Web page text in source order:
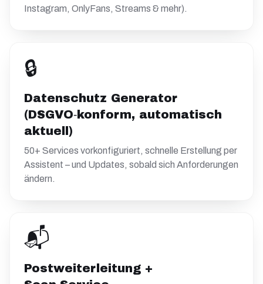
Instagram, OnlyFans, Streams & mehr).
🔒
Datenschutz Generator
(DSGVO‑konform, automatisch
aktuell)
50+ Services vorkonfiguriert, schnelle Erstellung per
Assistent – und Updates, sobald sich Anforderungen
ändern.
📬
Postweiterleitung +